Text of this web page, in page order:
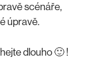
scénáře,
úpravě.
dlouho 🙂 !